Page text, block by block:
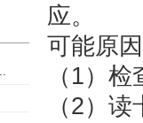
应。
可能原
（1）
（2）